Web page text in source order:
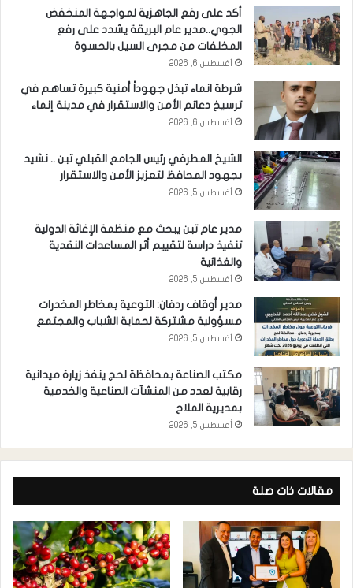
أكد على رفع الجاهزية لمواجهة المنخفض
الجوي..مدير عام البريقة يشدد على رفع
المخلفات من مجرى السيل بالحسوة
أغسطس 6, 2026
شرطة انماء تبذل جهوداً أمنية كبيرة تساهم في
ترسيخ دعائم الأمن والاستقرار في مدينة إنماء
أغسطس 6, 2026
الشيخ المطرفي رئيس الجامع القبلي تبن .. نشيد
بجهود المحافظ لتعزيز الأمن والاستقرار
أغسطس 5, 2026
مدير عام تبن يبحث مع منظمة الإغاثة الدولية
تنفيذ دراسة لتقييم أثر المساعدات النقدية
والغذائية
أغسطس 5, 2026
مدير أوقاف ردفان: التوعية بمخاطر المخدرات
مسؤولية مشتركة لحماية الشباب والمجتمع
أغسطس 5, 2026
مكتب الصناعة بمحافظة لحج ينفذ زيارة ميدانية
رقابية لعدد من المنشآت الصناعية والخدمية
بمديرية الملاح
أغسطس 5, 2026
مقالات ذات صلة